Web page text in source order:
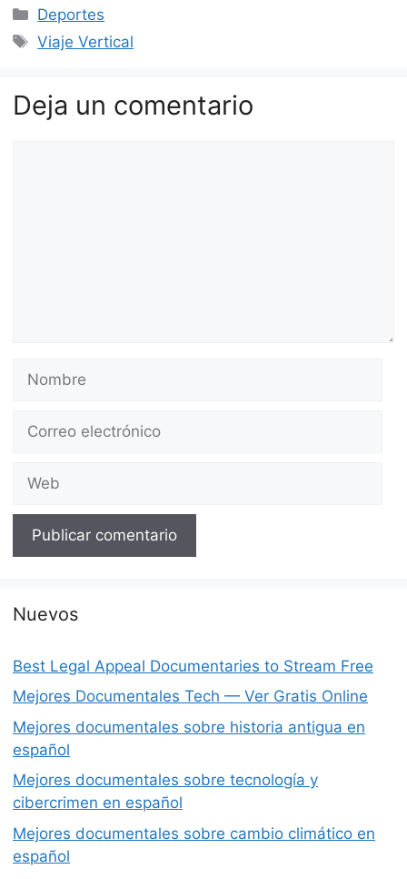
Categorías
Deportes
Etiquetas
Viaje Vertical
Deja un comentario
electrónico
Nuevos
Best Legal Appeal Documentaries to Stream Free
Mejores Documentales Tech — Ver Gratis Online
Mejores documentales sobre historia antigua en
español
Mejores documentales sobre tecnología y
cibercrimen en español
Mejores documentales sobre cambio climático en
español